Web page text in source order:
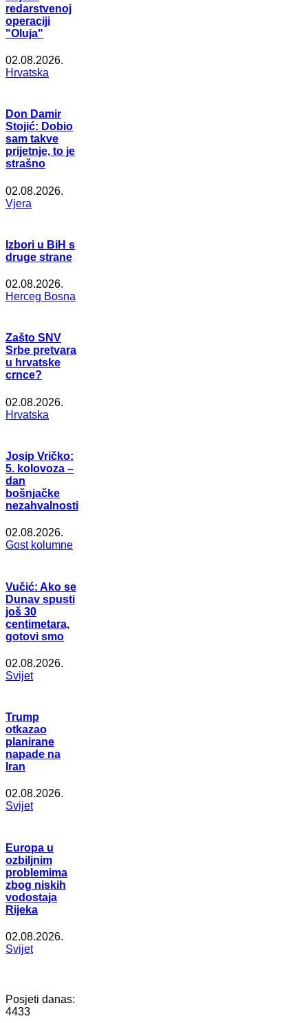
redarstvenoj
operaciji
"Oluja"
02.08.2026.
Hrvatska
Don Damir
Stojić: Dobio
sam takve
prijetnje, to je
strašno
02.08.2026.
Vjera
Izbori u BiH s
druge strane
02.08.2026.
Herceg Bosna
Zašto SNV
Srbe pretvara
u hrvatske
crnce?
02.08.2026.
Hrvatska
Josip Vričko:
5. kolovoza –
dan
bošnjačke
nezahvalnosti
02.08.2026.
Gost kolumne
Vučić: Ako se
Dunav spusti
još 30
centimetara,
gotovi smo
02.08.2026.
Svijet
Trump
otkazao
planirane
napade na
Iran
02.08.2026.
Svijet
Europa u
ozbiljnim
problemima
zbog niskih
vodostaja
Rijeka
02.08.2026.
Svijet
Posjeti danas:
4433